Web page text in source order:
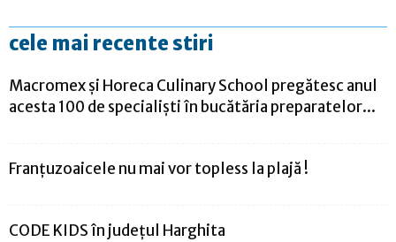
cele mai recente stiri
Macromex și Horeca Culinary School pregătesc anul
acesta 100 de specialiști în bucătăria preparatelor...
Franţuzoaicele nu mai vor topless la plajă !
CODE KIDS în județul Harghita